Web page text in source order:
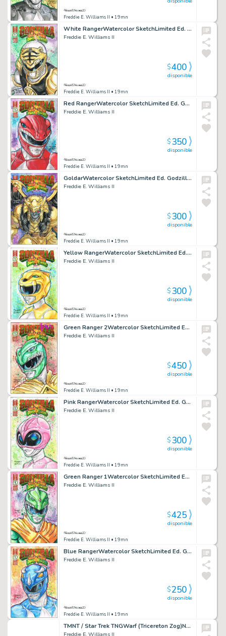
Freddie E. Williams II • 19mn
White RangerWatercolor SketchLimited Ed. Godzilla vs Power RangersBlank
Freddie E. Williams II
Freddie E. Williams II • 19mn
disponible
$400
Red RangerWatercolor SketchLimited Ed. Godzilla vs Power RangersBlank
Freddie E. Williams II
Freddie E. Williams II • 19mn
disponible
$350
GoldarWatercolor SketchLimited Ed. Godzilla vs Power RangersBlank
Freddie E. Williams II
Freddie E. Williams II • 19mn
disponible
$300
Yellow RangerWatercolor SketchLimited Ed. Godzilla vs Power RangersBlank
Freddie E. Williams II
Freddie E. Williams II • 19mn
disponible
$300
Green Ranger 2Watercolor SketchLimited Ed. Godzilla vs Power RangersBlank
Freddie E. Williams II
Freddie E. Williams II • 19mn
disponible
$450
Pink RangerWatercolor SketchLimited Ed. Godzilla vs Power RangersBlank
Freddie E. Williams II
Freddie E. Williams II • 19mn
disponible
$300
Green Ranger 1Watercolor SketchLimited Ed. Godzilla vs Power RangersBlank
Freddie E. Williams II
Freddie E. Williams II • 19mn
disponible
$425
Blue RangerWatercolor SketchLimited Ed. Godzilla vs Power RangersBlank
Freddie E. Williams II
Freddie E. Williams II • 19mn
disponible
$250
TMNT / Star Trek TNGWarf (Tricereton Zog)NECA Pencil design / study 17×11
Freddie E. Williams II